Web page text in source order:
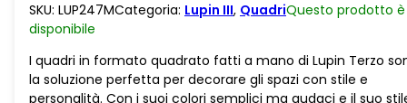
a
mano
su
Juta
originali
SKU: LUP247MCategoria: Lupin III, QuadriQuesto prodotto è
disponibile
I quadri in formato quadrato fatti a mano di Lupin Terzo
la soluzione perfetta per decorare gli spazi con stile e
personalità. Con i suoi colori semplici ma audaci e il suo